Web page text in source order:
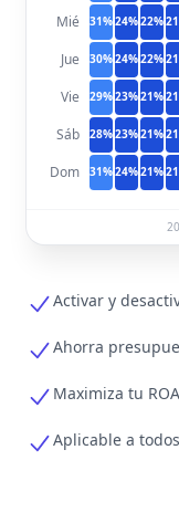
Mié 31%24%22%
Jue 30%24%22%
Vie 29%23%21%
Sáb 28%23%21%
Dom 31%24%21%
Activar y
Ahorra
Maximiza tu
Aplicable a